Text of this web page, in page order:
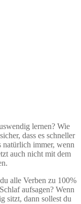
lernen? Wie
dass es schneller
natürlich immer, wenn
auch nicht mit dem
alle Verben zu 100%
aufsagen? Wenn
sitzt, dann sollest du